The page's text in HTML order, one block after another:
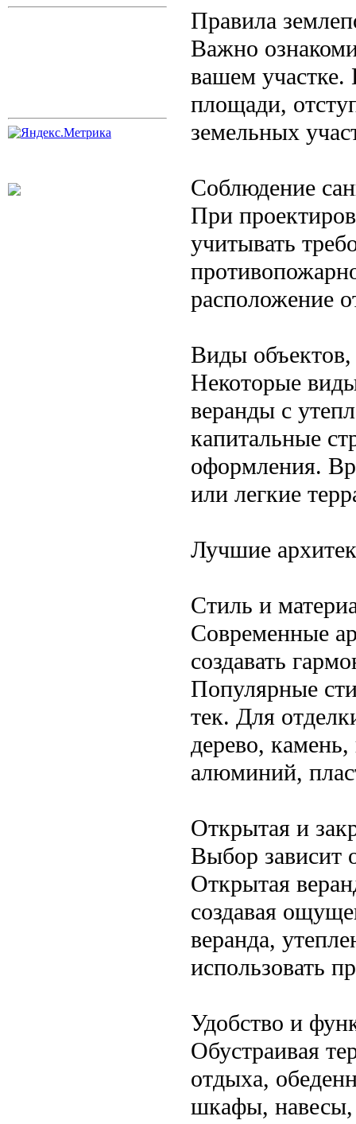
Правила
Важно
вашем участке.
площади,
земельных
Соблюдение
При
учитывать
расположение
Виды объектов,
Некоторые
веранды с
капитальные
оформления.
или легкие
Лучшие
Стиль и
Современные
создавать
Популярные
тек. Для
дерево,
алюминий,
Открытая и
Выбор зависит
Открытая
создавая
веранда,
использовать
Удобство и
Обустраивая
отдыха,
шкафы, навесы,